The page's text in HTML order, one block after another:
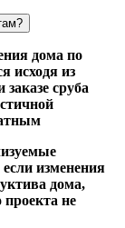
дома по
исходя из
сруба
изменения
дома,
проекта не